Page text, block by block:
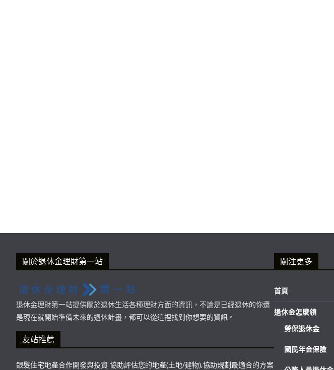
關於退休金理財第一站
退休金理財第一站提供關於退休生活各種理財方面的資訊，不論是已經退休的你還
是現在就開始準備未來的退休計畫，都可以從這裡找到你想要的資訊。
友站推薦
銀髮住宅地產合作開發與投資 協助評估您的地產(土地/建物),協助規劃最適合的方案
關注更多
首頁
退休金怎麼領
勞保退休金
國民年金保險